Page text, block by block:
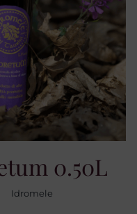
0.50L
Idromele